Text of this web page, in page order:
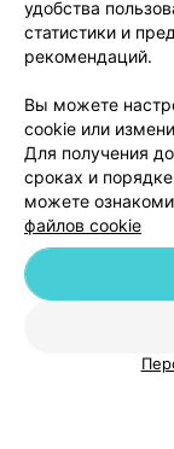
САЛОН КРАСОТЫ
Шадэ
Минск, ул. Ленина,
удобства
статистики и
рекомендаций.
Вы можете
cookie или
Для получения
сроках и
можете
файлов cookie